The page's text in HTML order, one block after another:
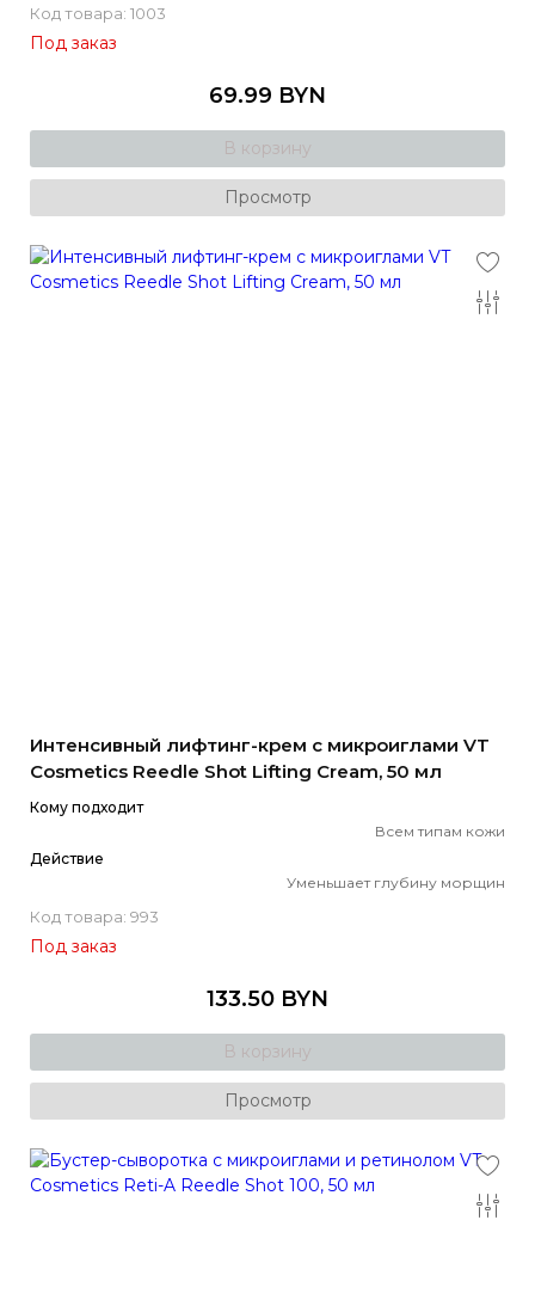
Код товара: 1003
Под заказ
69.99 BYN
В корзину
Просмотр
Интенсивный лифтинг-крем с микроиглами VT
Cosmetics Reedle Shot Lifting Cream, 50 мл
Кому подходит
Всем типам кожи
Действие
Уменьшает глубину морщин
Код товара: 993
Под заказ
133.50 BYN
В корзину
Просмотр